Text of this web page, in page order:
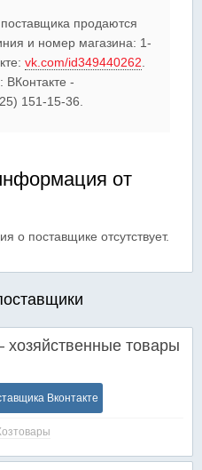
продаются
и номер магазина: 1-
vk.com/id349440262
ВКонтакте -
151-15-36.
от
о поставщике отсутствует.
товары
Вконтакте